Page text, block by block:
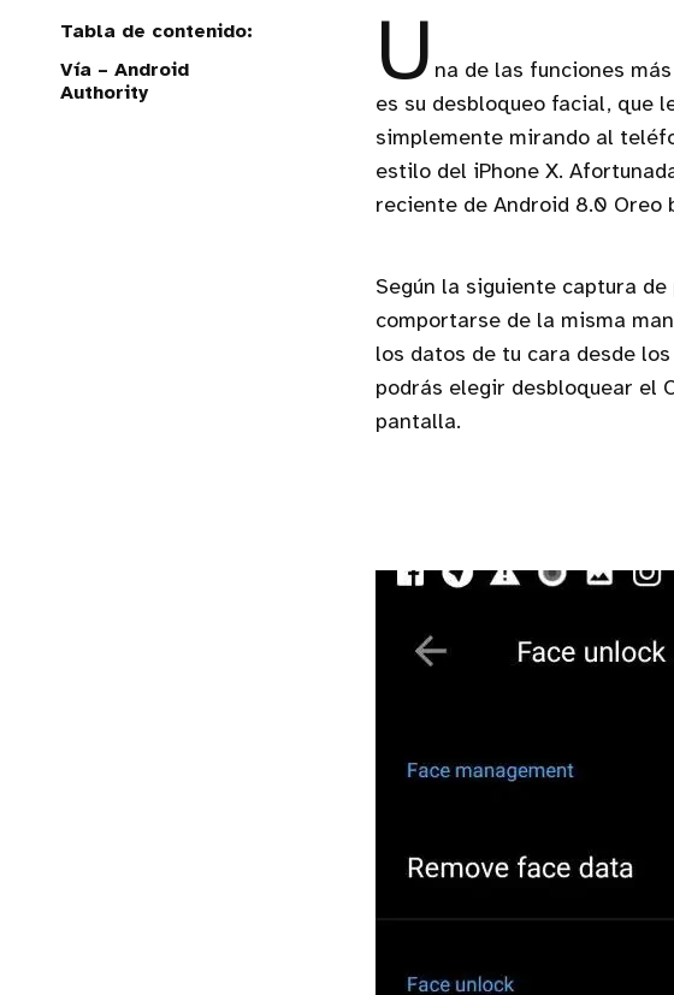
Vía – Android
Authority
U na de las funciones
es su desbloqueo facial, que
simplemente mirando al
estilo del iPhone X.
reciente de Android 8.0 Oreo
Según la siguiente captura
comportarse de la misma
los datos de tu cara desde
podrás elegir desbloquear el
pantalla.